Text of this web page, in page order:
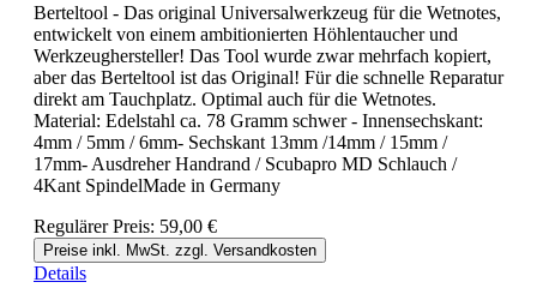
Berteltool - Das original Universalwerkzeug für die Wetnotes,
entwickelt von einem ambitionierten Höhlentaucher und
Werkzeughersteller! Das Tool wurde zwar mehrfach kopiert,
aber das Berteltool ist das Original! Für die schnelle Reparatur
direkt am Tauchplatz. Optimal auch für die Wetnotes.
Material: Edelstahl ca. 78 Gramm schwer - Innensechskant:
4mm / 5mm / 6mm- Sechskant 13mm /14mm / 15mm /
17mm- Ausdreher Handrand / Scubapro MD Schlauch /
4Kant SpindelMade in Germany
Regulärer Preis: 59,00 €
Preise inkl. MwSt. zzgl. Versandkosten
Details